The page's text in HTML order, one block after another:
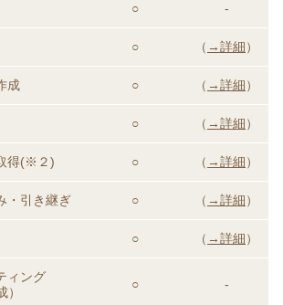
○ -
○ （ →詳細）
成 ○ （ →詳細）
○ （ →詳細）
得(※２) ○ （ →詳細）
・引き継ぎ ○ （ →詳細）
○ （ →詳細）
ィング
）
○ -